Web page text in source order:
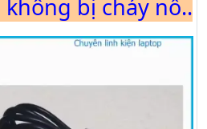
bị cháy nổ..